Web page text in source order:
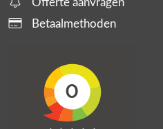
Betaalmethoden